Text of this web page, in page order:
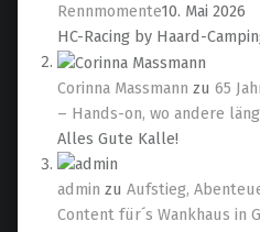
Rennmomente10. Mai 2026
HC-Racing by Haard-
Corinna Massmann zu 65
– Hands-on, wo andere
Alles Gute Kalle!
admin zu Aufstieg,
Content für´s Wankhaus in